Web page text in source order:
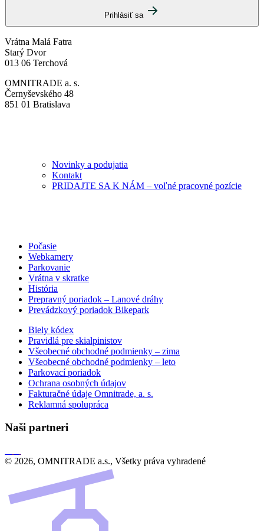
Prihlásiť sa
Vrátna Malá Fatra
Starý Dvor
013 06 Terchová
OMNITRADE a. s.
Černyševského 48
851 01 Bratislava
Novinky a podujatia
Kontakt
PRIDAJTE SA K NÁM – voľné pracovné pozície
Počasie
Webkamery
Parkovanie
Vrátna v skratke
História
Prepravný poriadok – Lanové dráhy
Prevádzkový poriadok Bikepark
Biely kódex
Pravidlá pre skialpinistov
Všeobecné obchodné podmienky – zima
Všeobecné obchodné podmienky – leto
Parkovací poriadok
Ochrana osobných údajov
Fakturačné údaje Omnitrade, a. s.
Reklamná spolupráca
Naši partneri
© 2026, OMNITRADE a.s., Všetky práva vyhradené